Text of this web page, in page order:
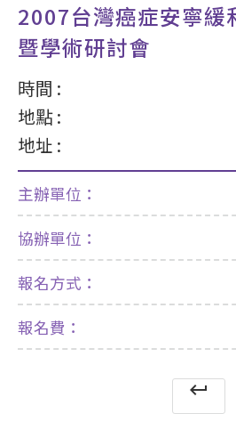
2007台灣癌症安寧緩
暨學術研討會
時間 :
地點 :
地址 :
主辦單位：
協辦單位：
報名方式：
報名費：
keyboard_return